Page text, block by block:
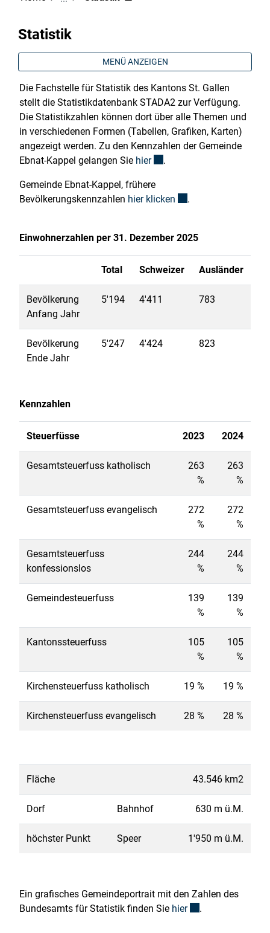
Statistik
MENÜ ANZEIGEN
Die Fachstelle für Statistik des Kantons St. Gallen
stellt die Statistikdatenbank STADA2 zur Verfügung.
Die Statistikzahlen können dort über alle Themen und
in verschiedenen Formen (Tabellen, Grafiken, Karten)
angezeigt werden. Zu den Kennzahlen der Gemeinde
Ebnat-Kappel gelangen Sie hierExterner Link wird in einem
.
Gemeinde Ebnat-Kappel, frühere
Bevölkerungskennzahlen hier klicken Externer Link wird in
.
Einwohnerzahlen per 31. Dezember 2025
Total Schweizer Ausländer
Bevölkerung
Anfang Jahr
5'194 4'411 783
Bevölkerung
Ende Jahr
5'247 4'424 823
Kennzahlen
Steuerfüsse 2023 2024
Gesamtsteuerfuss katholisch
263
%
263
%
Gesamtsteuerfuss evangelisch
272
%
272
%
Gesamtsteuerfuss
konfessionslos
244
%
244
%
Gemeindesteuerfuss
139
%
139
%
Kantonssteuerfuss
105
%
105
%
Kirchensteuerfuss katholisch 19 % 19 %
Kirchensteuerfuss evangelisch 28 % 28 %
Fläche 43.546 km2
Dorf Bahnhof 630 m ü.M.
höchster Punkt Speer 1'950 m ü.M.
Ein grafisches Gemeindeportrait mit den Zahlen des
Bundesamts für Statistik finden Sie hierExterner Link wird
.